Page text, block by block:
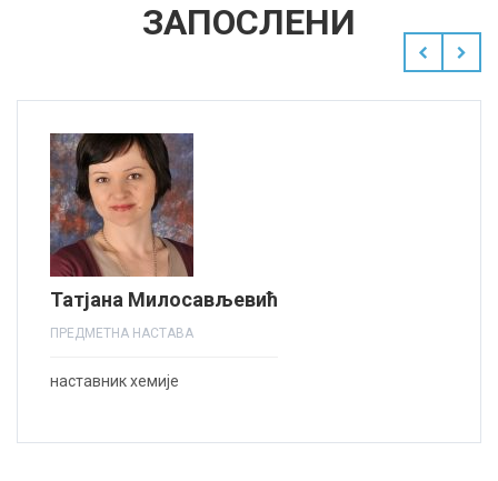
ЗАПОСЛЕНИ
Татјана Милосављевић
ПРЕДМЕТНА НАСТАВА
наставник хемије